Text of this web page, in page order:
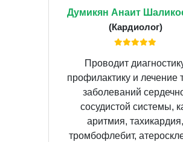
Думикян Анаит
(Кардиолог)
Проводит
профилактику и лечение
заболеваний
сосудистой системы,
аритмия, тахикардия,
тромбофлебит,